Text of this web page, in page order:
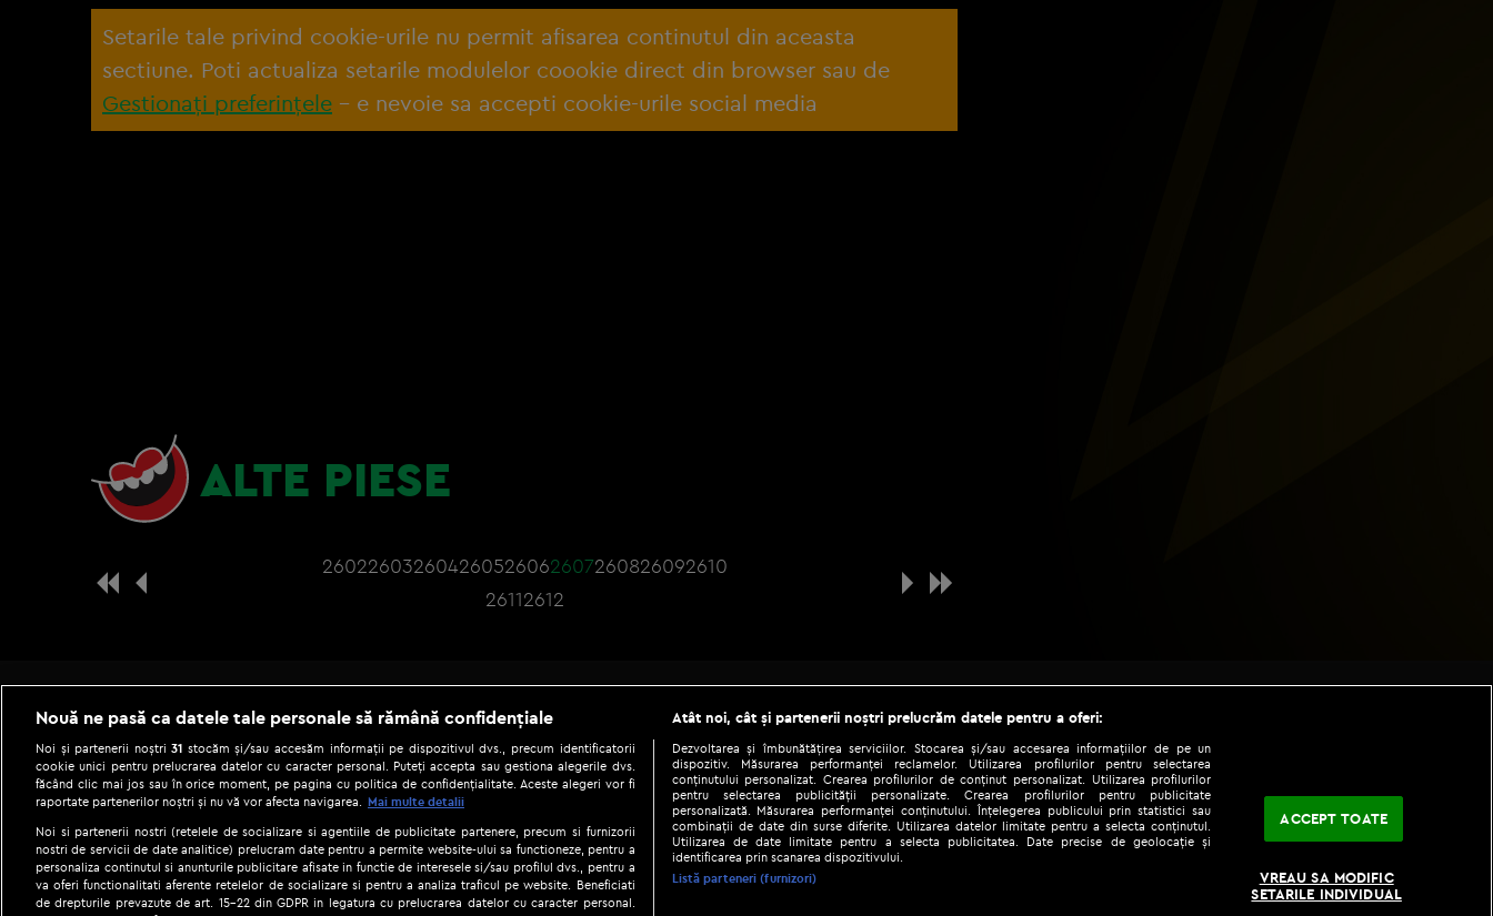
Setarile tale privind cookie-urile nu permit afisarea continutul din aceasta
sectiune. Poti actualiza setarile modulelor coookie direct din browser sau de
Gestionați preferințele – e nevoie sa accepti cookie-urile social media
ALTE PIESE
260226032604260526062607260826092610
26112612
Be social
Copyright © 2026 / DIGI ROMANIA S.A.
Gestionați preferințele|Termeni și condiții|Politica de confidențialitate|
Nouă ne pasă ca datele tale personale să rămână confidențiale
Noi și partenerii noștri31 stocăm și/sau accesăm informații pe dispozitivul dvs., precum identificatorii
cookie unici pentru prelucrarea datelor cu caracter personal. Puteți accepta sau gestiona alegerile dvs.
făcând clic mai jos sau în orice moment, pe pagina cu politica de confidențialitate. Aceste alegeri vor fi
raportate partenerilor noștri și nu vă vor afecta navigarea.
Mai multe detalii
Noi si partenerii nostri (retelele de socializare si agentiile de publicitate partenere, precum si furnizorii
nostri de servicii de date analitice) prelucram date pentru a permite website-ului sa functioneze, pentru a
personaliza continutul si anunturile publicitare afisate in functie de interesele si/sau profilul dvs., pentru a
va oferi functionalitati aferente retelelor de socializare si pentru a analiza traficul pe website. Beneficiati
de drepturile prevazute de art. 15-22 din GDPR in legatura cu prelucrarea datelor cu caracter personal.
Atât noi, cât și partenerii noștri prelucrăm datele pentru a oferi:
Dezvoltarea și îmbunătățirea serviciilor. Stocarea și/sau accesarea informațiilor de pe un
dispozitiv. Măsurarea performanței reclamelor. Utilizarea profilurilor pentru selectarea
conținutului personalizat. Crearea profilurilor de conținut personalizat. Utilizarea profilurilor
pentru selectarea publicității personalizate. Crearea profilurilor pentru publicitate
personalizată. Măsurarea performanței conținutului. Înțelegerea publicului prin statistici sau
combinații de date din surse diferite. Utilizarea datelor limitate pentru a selecta conținutul.
Utilizarea de date limitate pentru a selecta publicitatea. Date precise de geolocație și
identificarea prin scanarea dispozitivului.
Listă parteneri (furnizori)
ACCEPT TOATE
VREAU SA MODIFIC
SETARILE INDIVIDUAL